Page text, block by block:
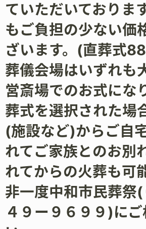
ていただいておりま
もご負担の少ない価
ざいます。(直葬式
葬儀会場はいずれも
営斎場でのお式にな
葬式を選択された場
(施設など)からご自
れてご家族とのお別
れてからの火葬も可
非一度中和市民葬祭
４９ー９６９９)に